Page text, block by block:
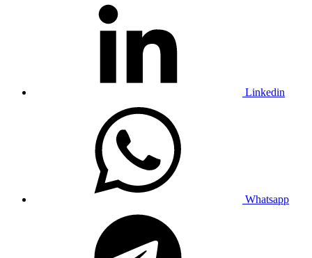
Linkedin
Whatsapp